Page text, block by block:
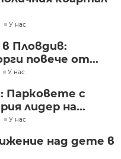
У нас
Пловдив:
повече от...
У нас
Парковете с
лидер на...
У нас
над дете в